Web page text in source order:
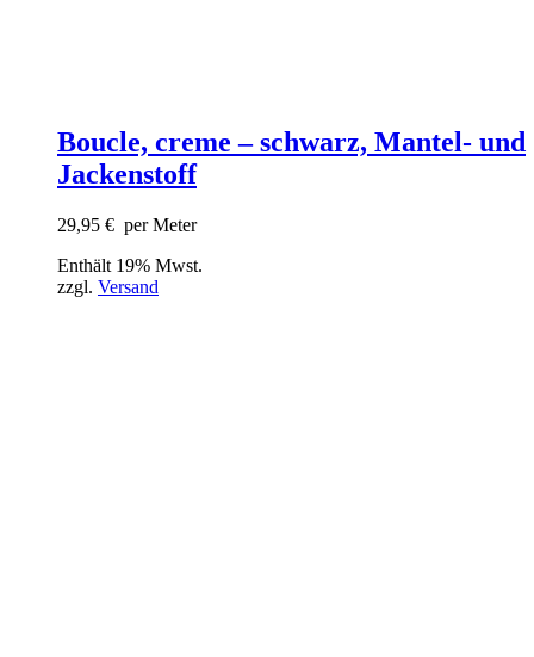
Boucle, creme – schwarz, Mantel- und
Jackenstoff
29,95 € per Meter
Enthält 19% Mwst.
zzgl. Versand